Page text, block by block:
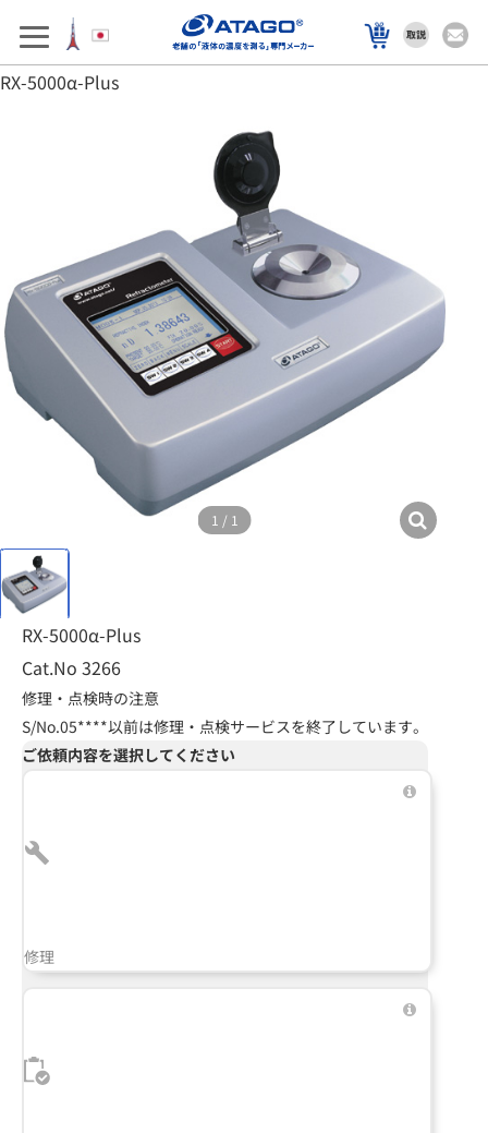
アフターサポート
製品を選ぶ
RX-5000α-Plus
1 / 1
RX-5000α-Plus
Cat.No 3266
修理・点検時の注意
S/No.05****以前は修理・点検サービスを終了しています。
ご依頼内容を選択してください
修理